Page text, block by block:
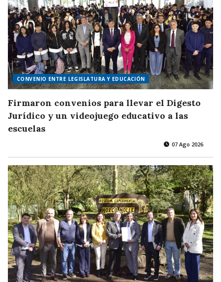
CONVENIO ENTRE LEGISLATURA Y EDUCACIÓN
Firmaron convenios para llevar el Digesto
Jurídico y un videojuego educativo a las
escuelas
07 Ago 2026